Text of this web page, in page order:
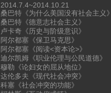
2014.7.4~2014.10.21
桑巴特《为什么美国没有社会主义
桑巴特《德意志社会主义》
卢卡奇《历史与阶级意识》
阿尔都塞《保卫马克思》
阿尔都塞《阅读<资本论>》
迪尔凯姆《职业伦理与公民道德》
穆勒《论妇女的屈从地位》
达伦多夫《现代社会冲突》
科塞《社会冲突的功能》